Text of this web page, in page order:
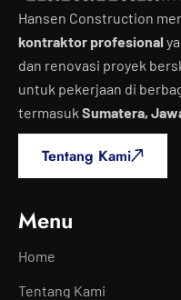
Hansen Construction
kontraktor profesional
dan renovasi proyek
untuk pekerjaan di
termasuk Sumatera,
Tentang Kami
Menu
Home
Tentang Kami